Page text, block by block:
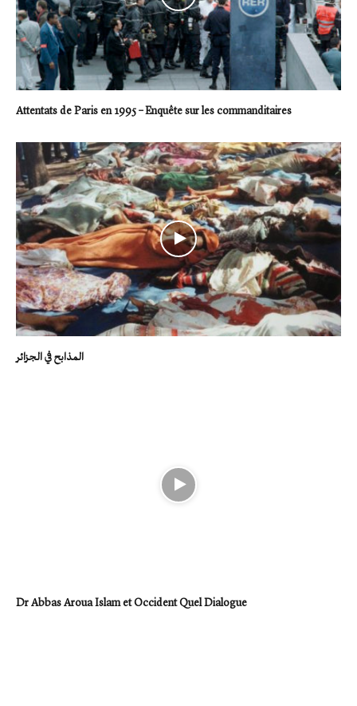
Attentats de Paris en 1995 – Enquête sur les commanditaires
المذابح في الجزائر
Dr Abbas Aroua Islam et Occident Quel Dialogue